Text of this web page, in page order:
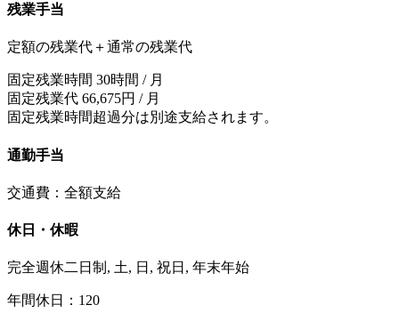
残業手当
定額の残業代＋通常の残業代
固定残業時間 30時間 / 月
固定残業代 66,675円 / 月
固定残業時間超過分は別途支給されます。
通勤手当
交通費：全額支給
休日・休暇
完全週休二日制, 土, 日, 祝日, 年末年始
年間休日：120